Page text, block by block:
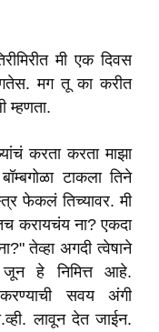
मी एक दिवस
मग तू का करीत
म्हणता.
करता करता माझा
टाकला तिने
फेकलं तिच्यावर. मी
करायचंय ना? एकदा
तेव्हा अगदी त्वेषाने
जून हे निमित्त आहे.
सवय अंगी
लावून देत जाईन.